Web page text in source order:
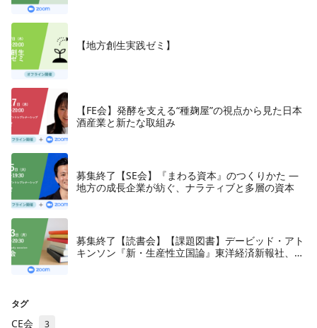
【地方創生実践ゼミ】
【FE会】発酵を支える“種麹屋”の視点から見た日本
酒産業と新たな取組み
募集終了【SE会】『まわる資本』のつくりかた —
地方の成長企業が紡ぐ、ナラティブと多層の資本
募集終了【読書会】【課題図書】デービッド・アト
キンソン『新・生産性立国論』東洋経済新報社、
タグ
CE会 3